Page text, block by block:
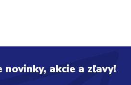
novinky, akcie a zľavy!